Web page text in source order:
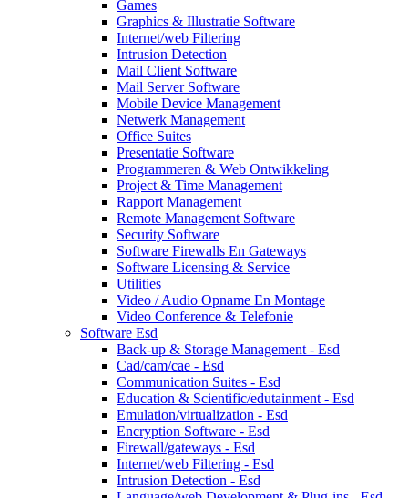
Games
Graphics & Illustratie Software
Internet/web Filtering
Intrusion Detection
Mail Client Software
Mail Server Software
Mobile Device Management
Netwerk Management
Office Suites
Presentatie Software
Programmeren & Web Ontwikkeling
Project & Time Management
Rapport Management
Remote Management Software
Security Software
Software Firewalls En Gateways
Software Licensing & Service
Utilities
Video / Audio Opname En Montage
Video Conference & Telefonie
Software Esd
Back-up & Storage Management - Esd
Cad/cam/cae - Esd
Communication Suites - Esd
Education & Scientific/edutainment - Esd
Emulation/virtualization - Esd
Encryption Software - Esd
Firewall/gateways - Esd
Internet/web Filtering - Esd
Intrusion Detection - Esd